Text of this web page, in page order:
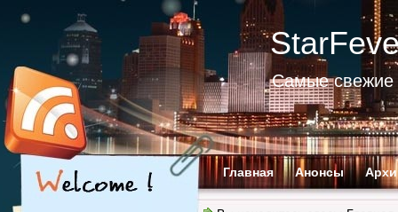
Самые свежие
Главная Анонсы